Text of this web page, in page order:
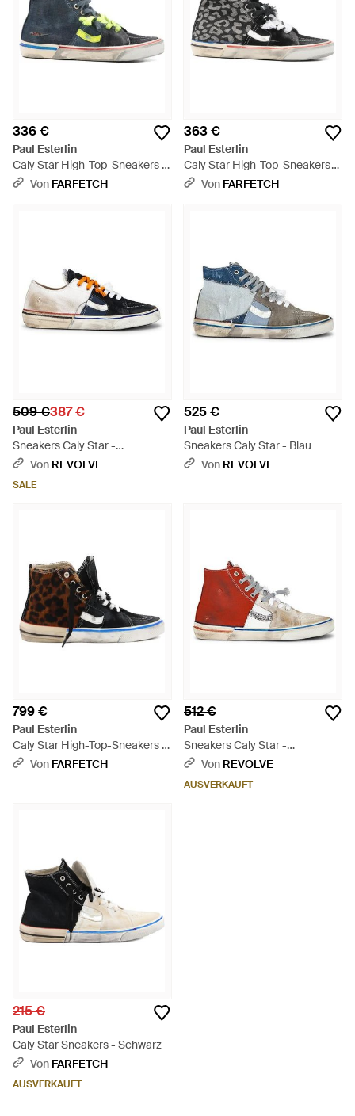
336 €
Paul Esterlin
Caly Star High-Top-Sneakers -
BlauVon FARFETCH
363 €
Paul Esterlin
Caly Star High-Top-Sneakers
Mit Leopardenmuster - Weiß
Von FARFETCH
509 €387 €
Paul Esterlin
Sneakers Caly Star -
Mehrfarbig
Von REVOLVE
SALE
525 €
Paul Esterlin
Sneakers Caly Star - Blau
Von REVOLVE
799 €
Paul Esterlin
Caly Star High-Top-Sneakers -
Braun
Von FARFETCH
512 €
Paul Esterlin
Sneakers Caly Star -
Mehrfarbig
Von REVOLVE
AUSVERKAUFT
215 €
Paul Esterlin
Caly Star Sneakers - Schwarz
Von FARFETCH
AUSVERKAUFT